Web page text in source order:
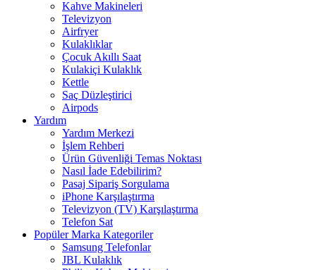
Kahve Makineleri
Televizyon
Airfryer
Kulaklıklar
Çocuk Akıllı Saat
Kulakiçi Kulaklık
Kettle
Saç Düzleştirici
Airpods
Yardım
Yardım Merkezi
İşlem Rehberi
Ürün Güvenliği Temas Noktası
Nasıl İade Edebilirim?
Pasaj Sipariş Sorgulama
iPhone Karşılaştırma
Televizyon (TV) Karşılaştırma
Telefon Sat
Popüler Marka Kategoriler
Samsung Telefonlar
JBL Kulaklık